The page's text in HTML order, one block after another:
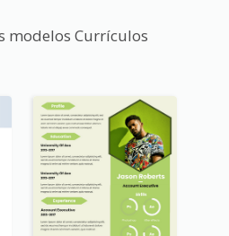
modelos Currículos